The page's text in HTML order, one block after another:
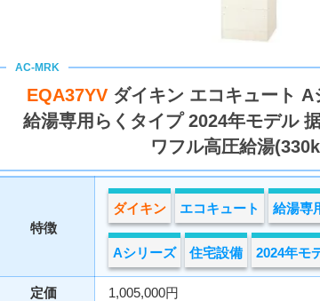
EQA37YV ダイキン エコキュート
給湯専用らくタイプ 2024年モデル
ワフル高圧給湯
特徴
ダイキン エコキュート 給湯専
Aシリーズ 住宅設備 2024年モ
定価 1,005,000円